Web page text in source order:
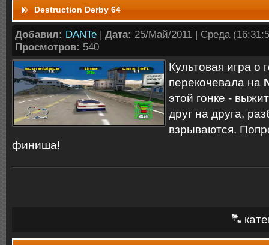
Destruction Derby 64
Добавил: DANTe | Дата: 25/Май/2011 | Среда
Просмотров: 540
Культовая игра о
перекочевала на
этой гонке -
друг на друга,
взрываются.
финиша!